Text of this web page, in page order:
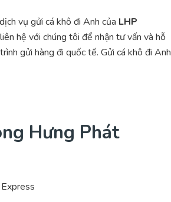
vụ gửi cá khô đi Anh của LHP
hệ với chúng tôi để nhận tư vấn và hỗ
gửi hàng đi quốc tế. Gửi cá khô đi Anh
Hưng Phát